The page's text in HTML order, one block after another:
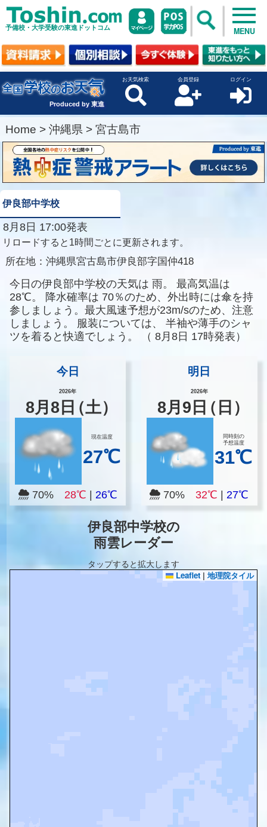
予備校・大学受験の東進ドットコム MENU
Produced by 東進
お天気検索 会員登録 ログイン
Home > 沖縄県 > 宮古島市
伊良部中学校
8月8日 17:00発表
リロードすると1時間ごとに更新されます。
所在地： 沖縄県宮古島市伊良部字国仲418
今日の伊良部中学校の天気は 雨。
最高気温は
28℃。
降水確率は 70％のため、外出時には傘を持
参しましょう。最大風速予想が23m/sのため、注意
しましょう。
服装については、
半袖や薄手のシャ
ツを着ると快適でしょう。
（ 8月8日 17時発表）
今日
2026年
8月8 日（土）
現在温度
27℃
70% 28℃ 26℃
明日
2026年
8月 9 日（日）
同時刻の
予想温度
31℃
70% 32℃ |27℃
伊良部中学校の
雨雲レーダー
タップすると拡大します
Leaflet | 地理院タイル